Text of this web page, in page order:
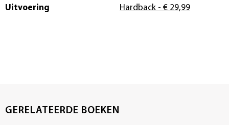
Uitvoering
Hardback - € 29,99
GERELATEERDE BOEKEN